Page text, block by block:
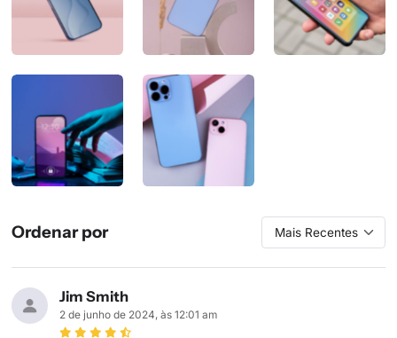
Ordenar por
Jim Smith
2 de junho de 2024, às 12:01 am